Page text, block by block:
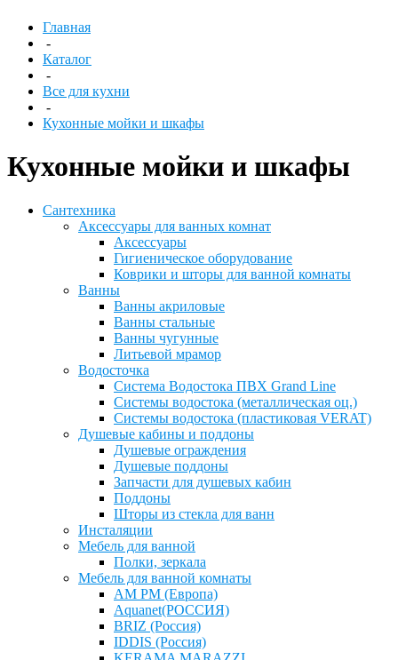
Главная
-
Каталог
-
Все для кухни
-
Кухонные мойки и шкафы
Кухонные мойки и шкафы
Сантехника
Аксессуары для ванных комнат
Аксессуары
Гигиеническое оборудование
Коврики и шторы для ванной комнаты
Ванны
Ванны акриловые
Ванны стальные
Ванны чугунные
Литьевой мрамор
Водосточка
Система Водостока ПВХ Grand Line
Системы водостока (металлическая оц.)
Системы водостока (пластиковая VERAT)
Душевые кабины и поддоны
Душевые ограждения
Душевые поддоны
Запчасти для душевых кабин
Поддоны
Шторы из стекла для ванн
Инсталяции
Мебель для ванной
Полки, зеркала
Мебель для ванной комнаты
AM PM (Европа)
Aquanet(РОССИЯ)
BRIZ (Россия)
IDDIS (Россия)